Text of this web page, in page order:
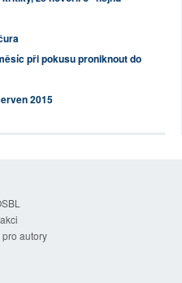
při pokusu proniknout do
2015
pro autory